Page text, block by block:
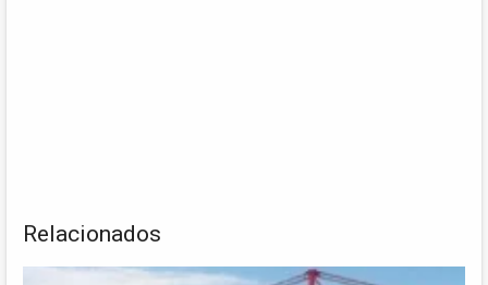
Relacionados